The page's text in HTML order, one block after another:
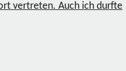
vertreten. Auch ich durfte